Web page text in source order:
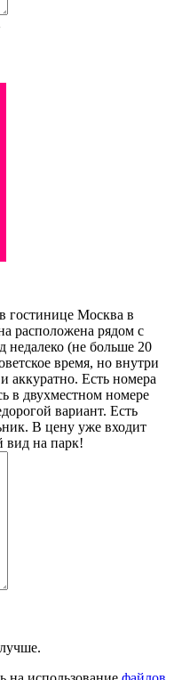
гостинице Москва в
расположена рядом с
недалеко (не больше 20
время, но внутри
аккуратно. Есть номера
в двухместном номере
вариант. Есть
В цену уже входит
вид на парк!